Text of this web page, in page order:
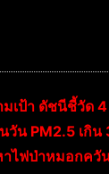
ป้า ดัชนีชี้วัด
น PM2.5 เกิ
ไฟป่าหมอกควั